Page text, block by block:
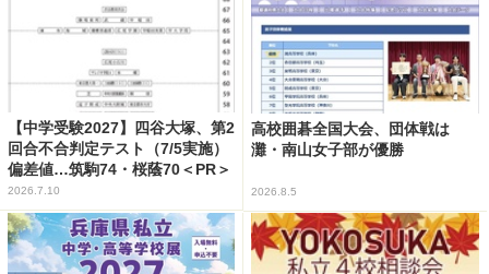
【中学受験2027】四谷大塚、第2
回合不合判定テスト（7/5実施）
偏差値…筑駒74・桜蔭70＜PR＞
2026.7.10
高校囲碁全国大会、団体戦は
灘・南山女子部が優勝
2026.8.5